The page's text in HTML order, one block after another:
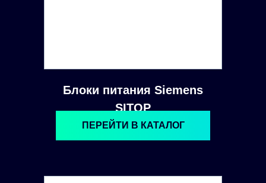
Блоки питания Siemens
SITOP
ПЕРЕЙТИ В КАТАЛОГ